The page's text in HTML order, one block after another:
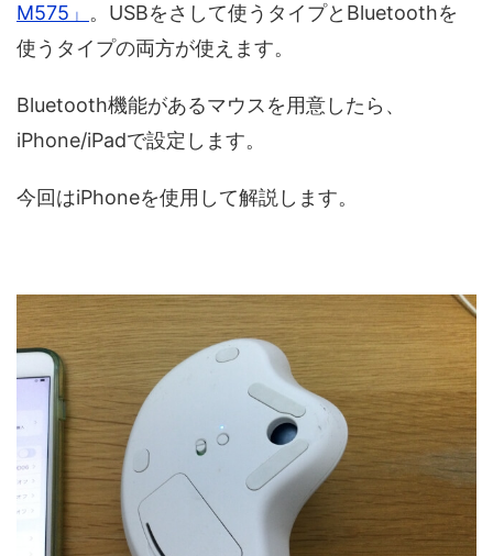
M575」 。USBをさして使うタイプとBluetoothを
使うタイプの両方が使えます。
Bluetooth機能があるマウスを用意したら、
iPhone/iPadで設定します。
今回はiPhoneを使用して解説します。